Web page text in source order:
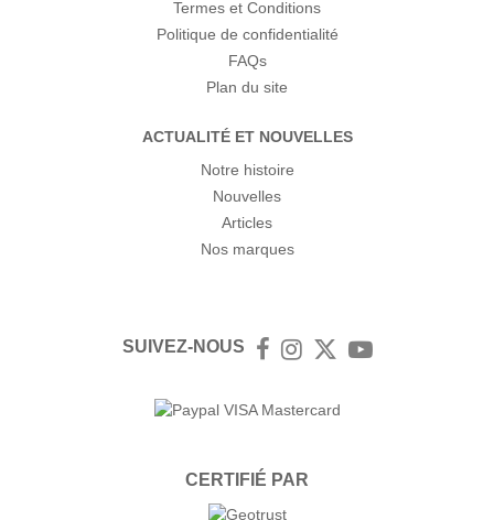
Termes et Conditions
Politique de confidentialité
FAQs
Plan du site
ACTUALITÉ ET NOUVELLES
Notre histoire
Nouvelles
Articles
Nos marques
SUIVEZ-NOUS FacebookInstagram
TwitterYouTube
CERTIFIÉ PAR